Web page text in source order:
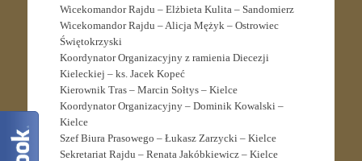
Wicekomandor Rajdu – Elżbieta Kulita – Sandomierz
Wicekomandor Rajdu – Alicja Mężyk – Ostrowiec
Świętokrzyski
Koordynator Organizacyjny z ramienia Diecezji
Kieleckiej – ks. Jacek Kopeć
Kierownik Tras – Marcin Sołtys – Kielce
Koordynator Organizacyjny – Dominik Kowalski –
Kielce
Szef Biura Prasowego – Łukasz Zarzycki – Kielce
Sekretariat Rajdu – Renata Jakóbkiewicz – Kielce